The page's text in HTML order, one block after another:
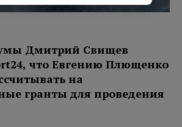
Дмитрий Свищев
что Евгению Плющенко
на
гранты для проведения